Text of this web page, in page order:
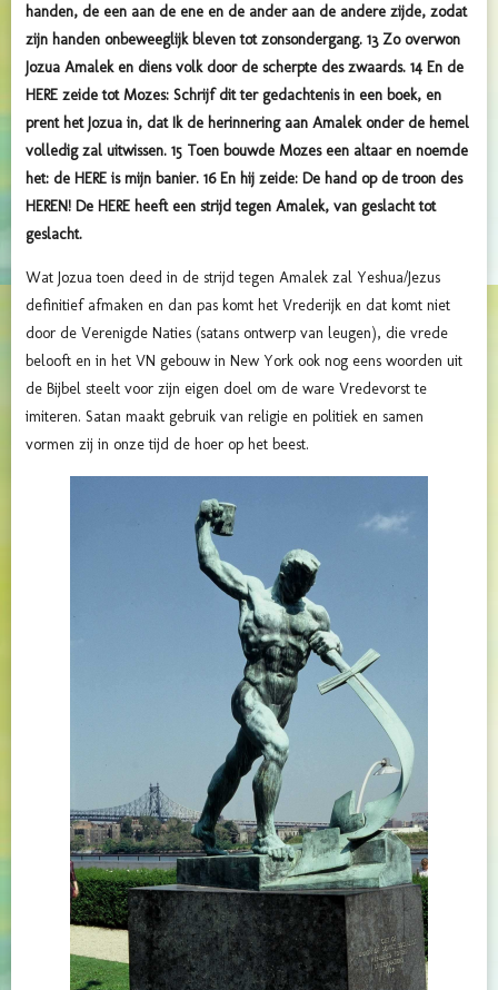
handen, de een aan de ene en de ander aan de andere zijde, zodat
zijn handen onbeweeglijk bleven tot zonsondergang. 13 Zo overwon
Jozua Amalek en diens volk door de scherpte des zwaards. 14 En de
HERE zeide tot Mozes: Schrijf dit ter gedachtenis in een boek, en
prent het Jozua in, dat Ik de herinnering aan Amalek onder de hemel
volledig zal uitwissen. 15 Toen bouwde Mozes een altaar en noemde
het: de HERE is mijn banier. 16 En hij zeide: De hand op de troon des
HEREN! De HERE heeft een strijd tegen Amalek, van geslacht tot
geslacht.
Wat Jozua toen deed in de strijd tegen Amalek zal Yeshua/Jezus
definitief afmaken en dan pas komt het Vrederijk en dat komt niet
door de Verenigde Naties (satans ontwerp van leugen), die vrede
belooft en in het VN gebouw in New York ook nog eens woorden uit
de Bijbel steelt voor zijn eigen doel om de ware Vredevorst te
imiteren. Satan maakt gebruik van religie en politiek en samen
vormen zij in onze tijd de hoer op het beest.